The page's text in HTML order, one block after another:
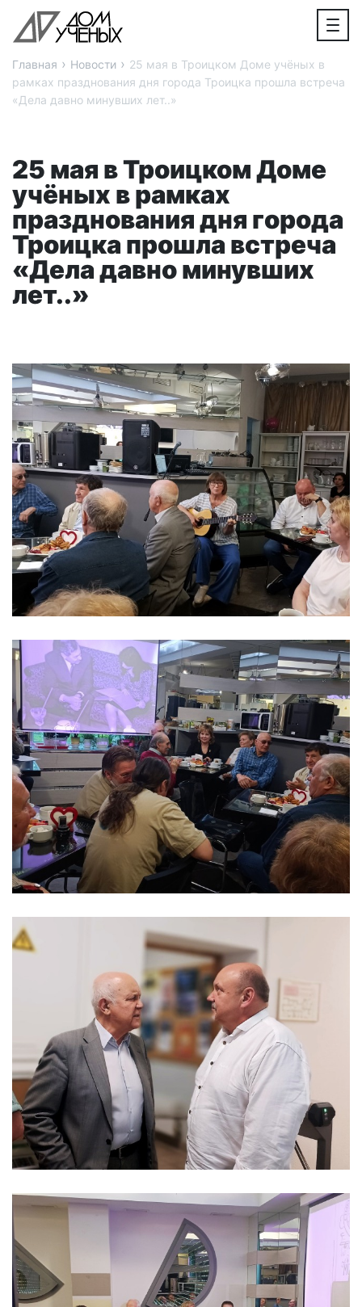
Главная › Новости › 25 мая в Троицком Доме учёных в
рамках празднования дня города Троицка прошла встреча
«Дела давно минувших лет..»
25 мая в Троицком Доме
учёных в рамках
празднования дня города
Троицка прошла встреча
«Дела давно минувших
лет..»